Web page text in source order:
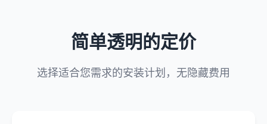
简单透明的定价
选择适合您需求的安装计划，无隐藏费用